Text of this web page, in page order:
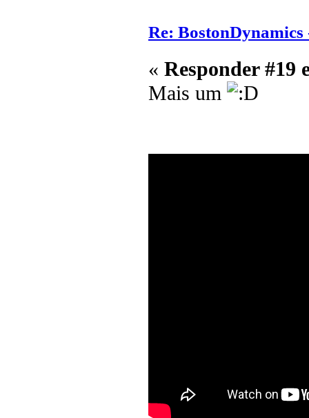
Re:
« Responder #19
Mais um